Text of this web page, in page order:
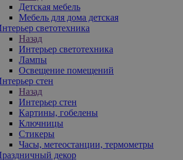
Детская мебель
Мебель для дома детская
светотехника
Назад
Интерьер светотехника
Лампы
Освещение помещений
стен
Назад
Интерьер стен
Картины, гобелены
Ключницы
Стикеры
Часы, метеостанции, термометры
декор